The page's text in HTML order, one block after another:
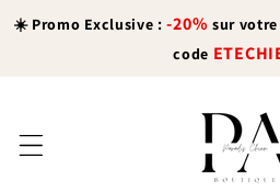
passer
☀️ Promo Exclusive :-20% sur votre
code